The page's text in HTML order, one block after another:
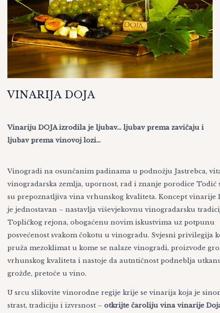
VINARIJA DOJA
Vinariju DOJA izrodila je ljubav… ljubav prema zavičaju i
ljubav prema vinovoj lozi…
Vinogradi na osunčanim padinama u podnožju Jastrebca,
vinogradarska zemlja, upornost, rad i znanje porodice
su prepoznatljiva vina vrhunskog kvaliteta. Koncept vinarije
je jednostavan – nastavlja viševjekovnu vinogradarsku
Topličkog rejona, obogaćenu novim iskustvima uz potpunu
posvećenost svakom čokotu u vinogradu. Svjesni privilegija
pruža mezoklimat u kome se nalaze vinogradi, proizvode
vrhunskog kvaliteta i nastoje da autntičnost podneblja
grožđe, pretoče u vino.
U srcu slikovite vinorodne regije krije se vinarija koja je
strast, tradiciju i izvrsnost – otkrijte čaroliju vina vinarije